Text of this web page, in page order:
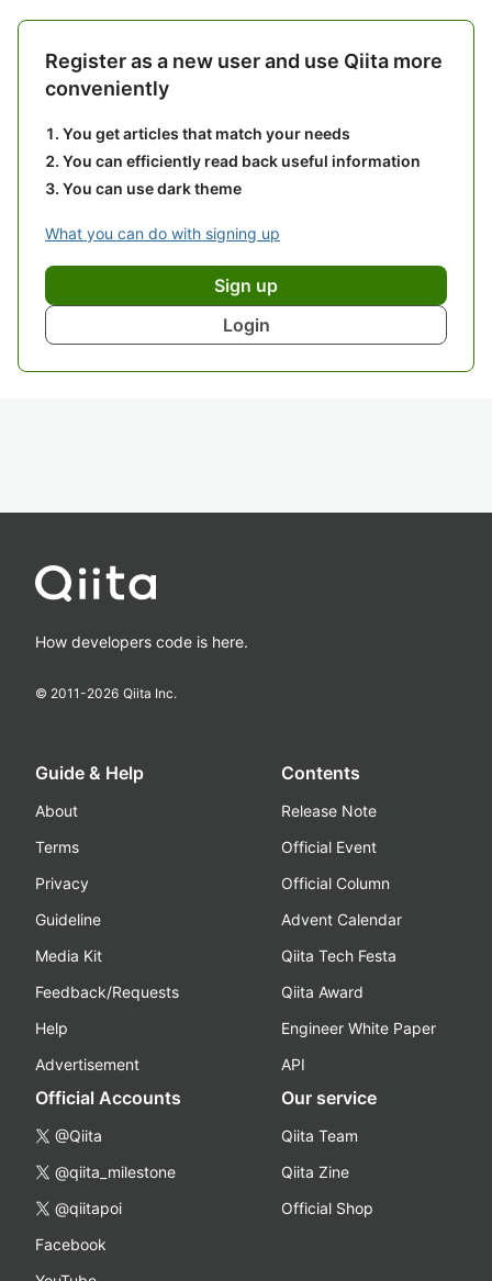
Register as a new user and use Qiita more
conveniently
You get articles that match your needs
You can efficiently read back useful information
You can use dark theme
What you can do with signing up
Sign up
Login
How developers code is here.
© 2011-2026 Qiita Inc.
Guide & Help
About
Terms
Privacy
Guideline
Media Kit
Feedback/Requests
Help
Advertisement
Contents
Release Note
Official Event
Official Column
Advent Calendar
Qiita Tech Festa
Qiita Award
Engineer White Paper
API
Official Accounts
@Qiita
@qiita_milestone
@qiitapoi
Facebook
Our service
Qiita Team
Qiita Zine
Official Shop